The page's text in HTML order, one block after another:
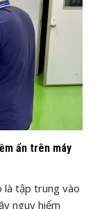
ẩn trên máy
là tập trung vào
nguy hiểm